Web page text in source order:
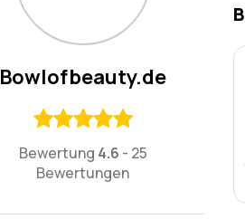
Bowlofbeauty.de
Bewertung 4.6 - 25
Bewertungen